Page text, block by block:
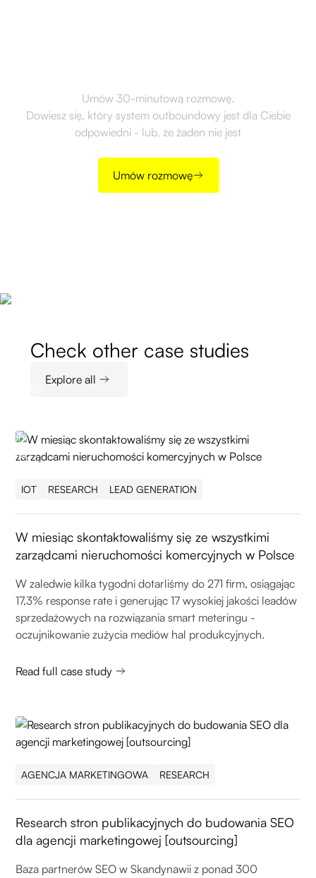
Umów 30-minutową rozmowę.
Dowiesz się, który system outboundowy jest dla Ciebie
odpowiedni - lub, że żaden nie jest
Umów rozmowę
Check other case studies
Explore all
IOT RESEARCH LEAD GENERATION
W miesiąc skontaktowaliśmy się ze wszystkimi
zarządcami nieruchomości komercyjnych w Polsce
W zaledwie kilka tygodni dotarliśmy do 271 firm, osiągając
17,3% response rate i generując 17 wysokiej jakości leadów
sprzedażowych na rozwiązania smart meteringu -
oczujnikowanie zużycia mediów hal produkcyjnych.
Read full case study
AGENCJA MARKETINGOWA RESEARCH
Research stron publikacyjnych do budowania SEO
dla agencji marketingowej [outsourcing]
Baza partnerów SEO w Skandynawii z ponad 300